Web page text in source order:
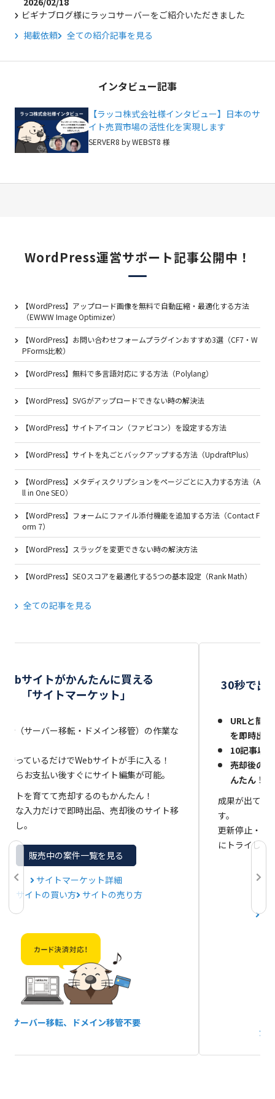
ビギナブログ様にラッコサーバーをご紹介いただきました
掲載依頼
全ての紹介記事を見る
インタビュー記事
【ラッコ株式会社様インタビュー】日本のサ
イト売買市場の活性化を実現します
SERVER8 by WEBST8 様
WordPress運営サポート記事公開中！
【WordPress】アップロード画像を無料で自動圧縮・最適化する方法
（EWWW Image Optimizer）
【WordPress】お問い合わせフォームプラグインおすすめ3選（CF7・W
PForms比較）
【WordPress】無料で多言語対応にする方法（Polylang）
【WordPress】SVGがアップロードできない時の解決法
【WordPress】サイトアイコン（ファビコン）を設定する方法
【WordPress】サイトを丸ごとバックアップする方法（UpdraftPlus）
【WordPress】メタディスクリプションをページごとに入力する方法（A
ll in One SEO）
【WordPress】フォームにファイル添付機能を追加する方法（Contact F
orm 7）
【WordPress】スラッグを変更できない時の解決方法
【WordPress】SEOスコアを最適化する5つの基本設定（Rank Math）
全ての記事を見る
サイトがかんたんに買える
「サイトマーケット」
行（サーバー移転・ドメイン移管）の作業な
待っているだけでWebサイトが手に入る！
ならお支払い後すぐにサイト編集が可能。
イトを育てて売却するのもかんたん！
単な入力だけで即時出品、売却後のサイト移
なし。
販売中の案件一覧を見る
サイトマーケット詳細
サイトの買い方 サイトの売り方
サーバー移転、 ドメイン移管不要
30秒で出
URLと簡
を即時出
10記事以
売却後の
んたん！
成果が出てい
す。
更新停止・閉
にトライして
サ
か